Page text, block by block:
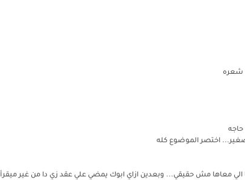
شعره
اختصر الموضوع كله
الي معاها مش حقيقي... وبعدين ازاي ابوك يمضي علي عقد زي دا من غير ميقرأ